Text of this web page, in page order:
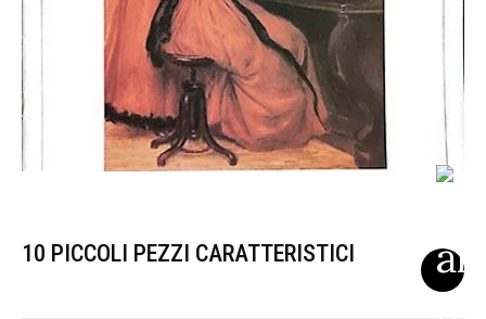
10 PICCOLI PEZZI CARATTERISTICI